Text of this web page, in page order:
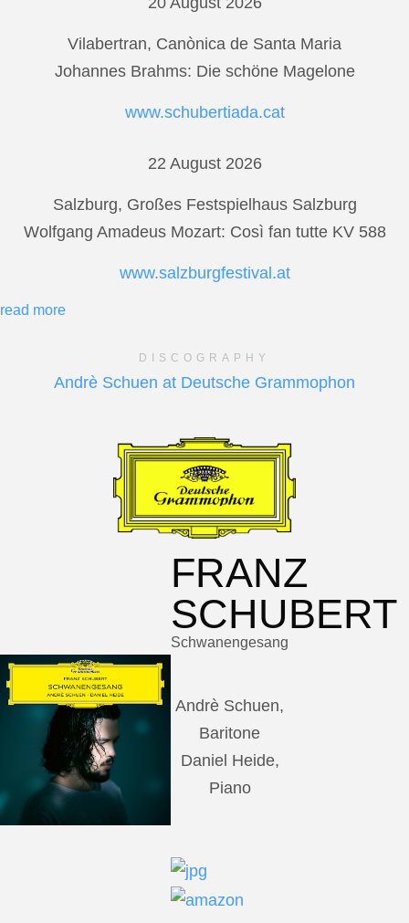
Vilabertran, Canònica de Santa Maria
Johannes Brahms: Die schöne Magelone
www.schubertiada.cat
22 August 2026
Salzburg, Großes Festspielhaus Salzburg
Wolfgang Amadeus Mozart: Così fan tutte KV 588
www.salzburgfestival.at
read more
DISCOGRAPHY
Andrè Schuen at Deutsche Grammophon
FRANZ
SCHUBERT
Schwanengesang
Andrè Schuen,
Baritone
Daniel Heide,
Piano